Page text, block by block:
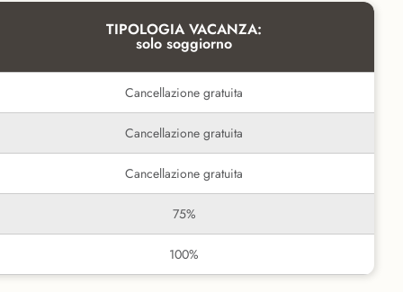
TIPOLOGIA VACANZA:
solo soggiorno
Cancellazione gratuita
Cancellazione gratuita
Cancellazione gratuita
75%
100%